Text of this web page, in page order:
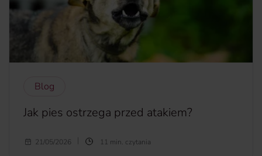
Blog
Jak pies ostrzega przed atakiem?
Pies nie atakuje bez powodu i bez ostrzeżenia. Wszystko
21/05/2026 11 min. czytania